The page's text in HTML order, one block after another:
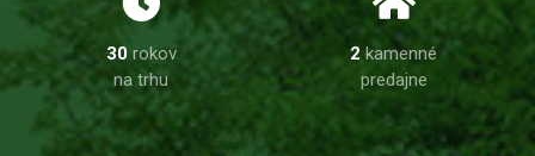
30rokov
na trhu
2 kamenné
predajne